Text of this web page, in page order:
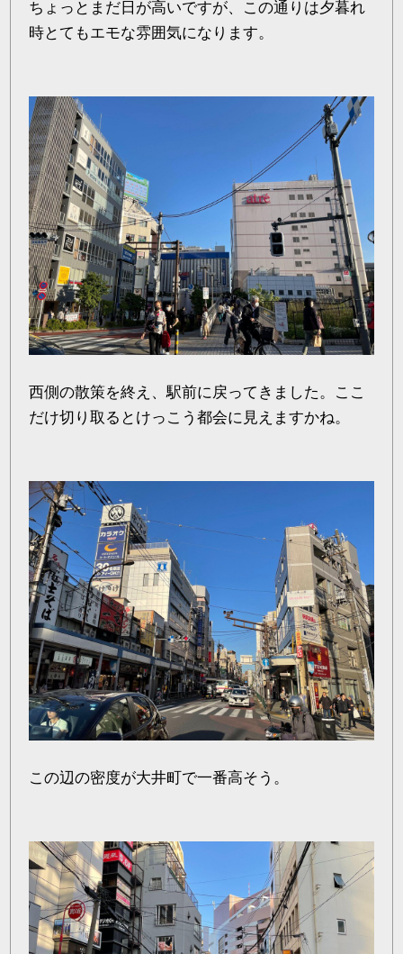
ちょっとまだ日が高いですが、この通りは夕暮れ
時とてもエモな雰囲気になります。
西側の散策を終え、駅前に戻ってきました。ここ
だけ切り取るとけっこう都会に見えますかね。
この辺の密度が大井町で一番高そう。